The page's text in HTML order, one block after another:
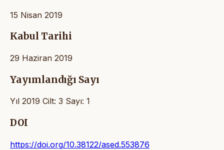
15 Nisan 2019
Kabul Tarihi
29 Haziran 2019
Yayımlandığı Sayı
Yıl 2019 Cilt: 3 Sayı: 1
DOI
https://doi.org/10.38122/ased.553876